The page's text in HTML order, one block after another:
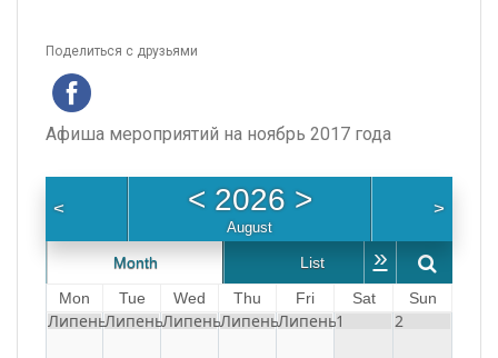
Поделиться с друзьями
Афиша мероприятий на ноябрь 2017 года
< < 2026 >
August
>
»
Month List
Mon
Tue Wed Thu Fri Sat Sun
ЛипеньЛипеньЛипеньЛипеньЛипень1 2